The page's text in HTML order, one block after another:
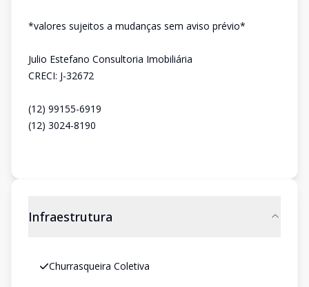
*valores sujeitos a mudanças sem aviso prévio*
Julio Estefano Consultoria Imobiliária
CRECI: J-32672
(12) 99155-6919
(12) 3024-8190
Infraestrutura
Churrasqueira Coletiva